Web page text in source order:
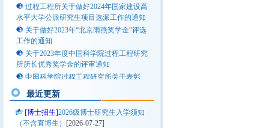
过程工程所关于做好2024年国家建设高
水平大学公派研究生项目选派工作的通知
关于做好2023年“北京雨燕奖学金”评选
工作的通知
关于2023年度中国科学院过程工程研究
所所长优秀奖学金的评审通知
中国科学院过程工程研究所关于表彰
批）
过程所联培生入所流程一览（每年3
月，9月集中入所办理手续）
最近更新
[博士招生]2026级博士研究生入学须知
（不含直博生）
[2026-07-27]